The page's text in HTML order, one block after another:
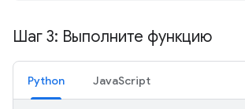
Шаг 3: Выполните функцию
Python JavaScript